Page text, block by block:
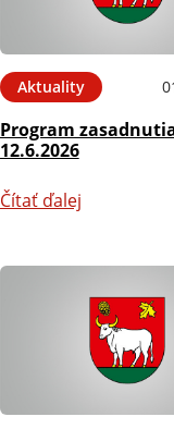
Aktuality
Program
12.6.2026
Čítať ďalej